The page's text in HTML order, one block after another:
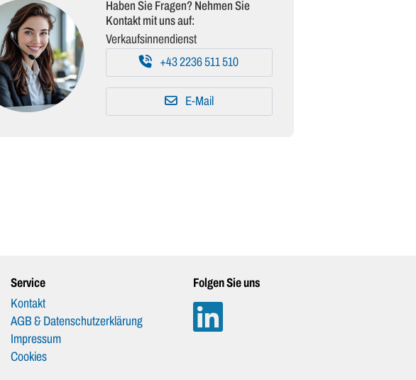
Haben Sie Fragen? Nehmen Sie
Kontakt mit uns auf:
Verkaufsinnendienst
+43 2236 511 510
E-Mail
Service
Kontakt
AGB & Datenschutzerklärung
Impressum
Cookies
Folgen Sie uns